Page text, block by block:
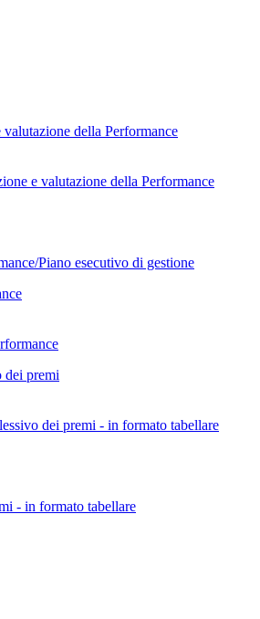
valutazione della Performance
e valutazione della Performance
Piano esecutivo di gestione
dei premi
dei premi - in formato tabellare
- in formato tabellare